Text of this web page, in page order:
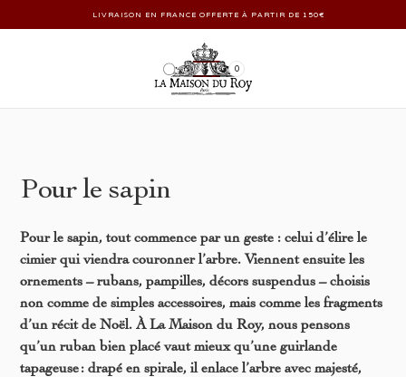
LIVRAISON EN FRANCE OFFERTE À PARTIR DE 150€
0
Pour le sapin
Pour le sapin, tout commence par un geste : celui d’élire le
cimier qui viendra couronner l’arbre. Viennent ensuite les
ornements – rubans, pampilles, décors suspendus – choisis
non comme de simples accessoires, mais comme les fragments
d’un récit de Noël. À La Maison du Roy, nous pensons
qu’un ruban bien placé vaut mieux qu’une guirlande
tapageuse : drapé en spirale, il enlace l’arbre avec majesté,